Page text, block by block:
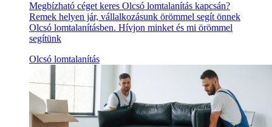
Megbízható céget keres Olcsó lomtalanítás kapcsán?
Remek helyen jár, vállalkozásunk örömmel segít önnek
Olcsó lomtalanításben. Hívjon minket és mi örömmel
segítünk
Olcsó lomtalanítás